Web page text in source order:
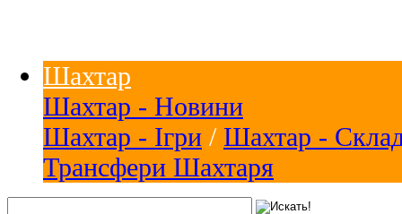
Шахтар
Шахтар - Новини
Шахтар - Ігри / Шахтар -
Трансфери Шахтаря